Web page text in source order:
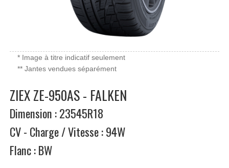
* Image à titre indicatif seulement
** Jantes vendues séparément
ZIEX ZE-950AS - FALKEN
Dimension : 23545R18
CV - Charge / Vitesse : 94W
Flanc : BW